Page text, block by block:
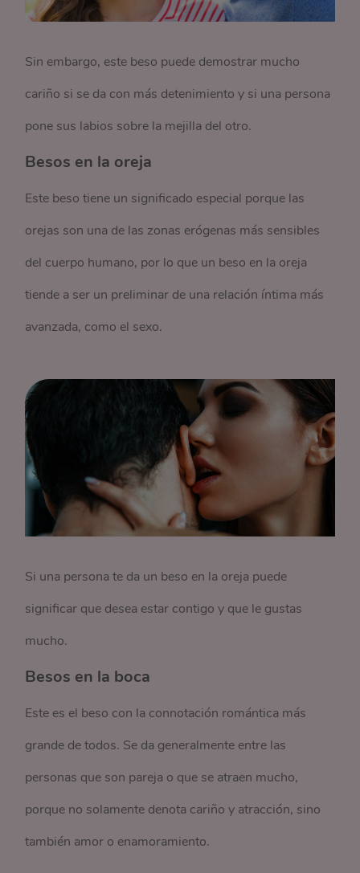
Sin embargo, este beso puede demostrar mucho
cariño si se da con más detenimiento y si una persona
pone sus labios sobre la mejilla del otro.
Besos en la oreja
Este beso tiene un significado especial porque las
orejas son una de las zonas erógenas más sensibles
del cuerpo humano, por lo que un beso en la oreja
tiende a ser un preliminar de una relación íntima más
avanzada, como el sexo.
Si una persona te da un beso en la oreja puede
significar que desea estar contigo y que le gustas
mucho.
Besos en la boca
Este es el beso con la connotación romántica más
grande de todos. Se da generalmente entre las
personas que son pareja o que se atraen mucho,
porque no solamente denota cariño y atracción, sino
también amor o enamoramiento.